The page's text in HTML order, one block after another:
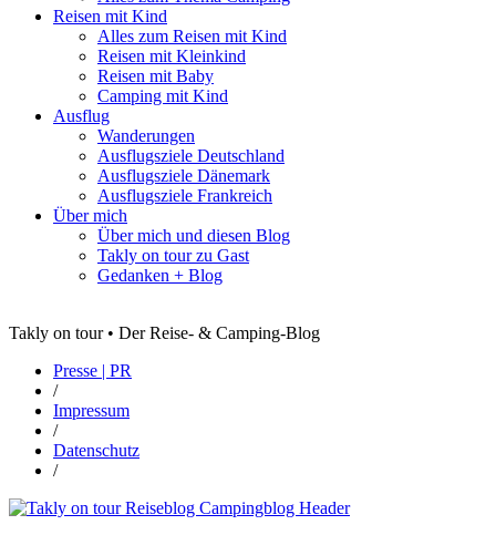
Reisen mit Kind
Alles zum Reisen mit Kind
Reisen mit Kleinkind
Reisen mit Baby
Camping mit Kind
Ausflug
Wanderungen
Ausflugsziele Deutschland
Ausflugsziele Dänemark
Ausflugsziele Frankreich
Über mich
Über mich und diesen Blog
Takly on tour zu Gast
Gedanken + Blog
Takly on tour • Der Reise- & Camping-Blog
Presse | PR
/
Impressum
/
Datenschutz
/